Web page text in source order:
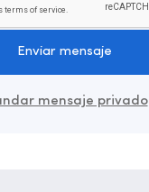
Enviar mensaje
mensaje privado